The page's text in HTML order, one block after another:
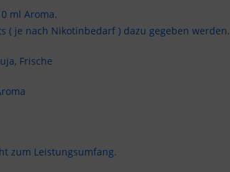
ml Aroma.
( je nach Nikotinbedarf ) dazu gegeben werden.
Frische
zum Leistungsumfang.